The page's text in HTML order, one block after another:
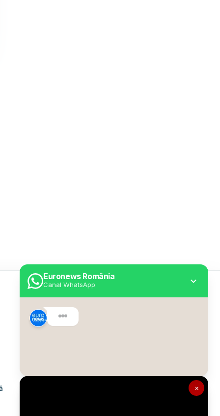
×
Euronews România
Canal WhatsApp
Despre Euronews